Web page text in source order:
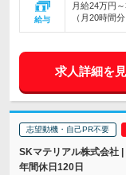
給与
月給24万円
（月20時間
求人詳細を
志望動機・自己PR不要
SKマテリアル株式会社
年間休日120日